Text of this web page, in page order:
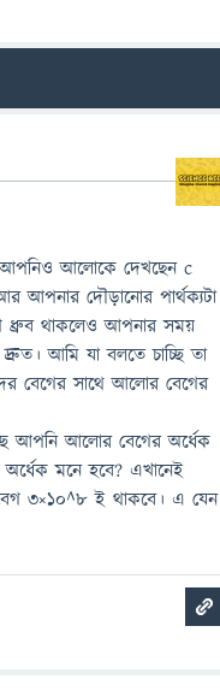
আলোকে দেখছেন c
আপনার দৌড়ানোর পার্থক্যটা
ধ্রুব থাকলেও আপনার সময়
আমি যা বলতে চাচ্ছি তা
বেগের সাথে আলোর বেগের
আপনি আলোর বেগের অর্ধেক
মনে হবে? এখানেই
৩×১০^৮ ই থাকবে। এ যেন